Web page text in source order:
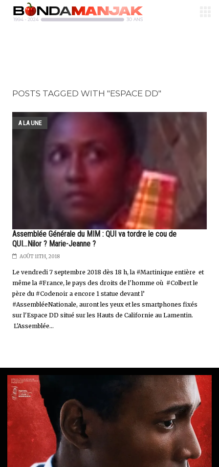
POSTS TAGGED WITH "ESPACE DD"
A LA UNE
Assemblée Générale du MIM : QUI va tordre le cou de
QUI...Nilor ? Marie-Jeanne ?
AOÛT 11TH, 2018
Le vendredi 7 septembre 2018 dès 18 h, la #Martinique entière et
même la #France, le pays des droits de l'homme où #Colbert le
père du #Codenoir a encore 1 statue devant l’
#AssembléeNationale, auront les yeux et les smartphones fixés
sur l'Espace DD situé sur les Hauts de Californie au Lamentin.
L'Assemblée...